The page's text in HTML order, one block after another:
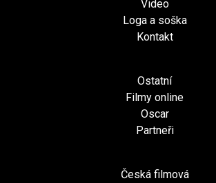
Video
Loga a soška
Kontakt
Ostatní
Filmy online
Oscar
Partneři
Česká filmová